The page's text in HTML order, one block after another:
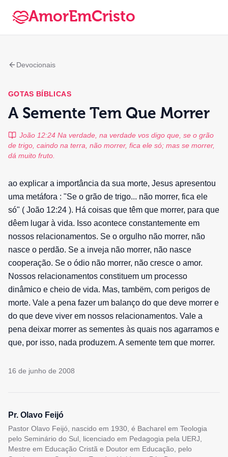
AmorEmCristo
Devocionais
GOTAS BÍBLICAS
A Semente Tem Que Morrer
João 12:24 Na verdade, na verdade vos digo que, se o grão
de trigo, caindo na terra, não morrer, fica ele só; mas se morrer,
dá muito fruto.
ao explicar a importância da sua morte, Jesus apresentou
uma metáfora : "Se o grão de trigo... não morrer, fica ele
só" ( João 12:24 ). Há coisas que têm que morrer, para que
dêem lugar à vida. Isso acontece constantemente em
nossos relacionamentos. Se o orgulho não morrer, não
nasce o perdão. Se a inveja não morrer, não nasce
cooperação. Se o ódio não morrer, não cresce o amor.
Nossos relacionamentos constituem um processo
dinâmico e cheio de vida. Mas, tambëm, com perigos de
morte. Vale a pena fazer um balanço do que deve morrer e
do que deve viver em nossos relacionamentos. Vale a
pena deixar morrer as sementes às quais nos agarramos e
que, por isso, nada produzem. A semente tem que morrer.
16 de junho de 2008
Pr. Olavo Feijó
Pastor Olavo Feijó, nascido em 1930, é Bacharel em Teologia
pelo Seminário do Sul, licenciado em Pedagogia pela UERJ,
Mestre em Educação Cristã e Doutor em Educação, pelo